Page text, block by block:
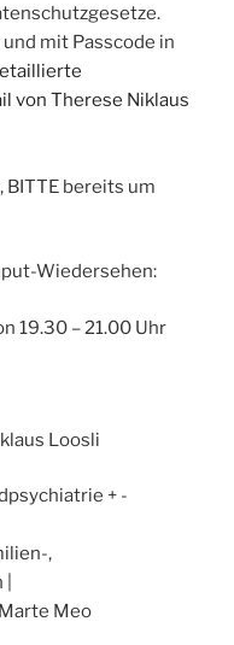
mit Passcode in
von Therese Niklaus
BITTE bereits um
Wiedersehen:
19.30 – 21.00 Uhr
Loosli
+ -
,
Meo